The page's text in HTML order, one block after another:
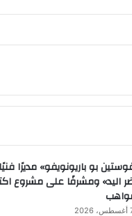
بو باريونويفو» مديرًا
اليد» ومشرفًا على مشروع